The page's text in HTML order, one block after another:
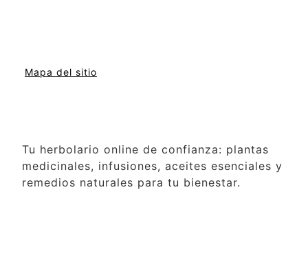
Mapa del sitio
Tu herbolario online de confianza: plantas
medicinales, infusiones, aceites esenciales y
remedios naturales para tu bienestar.